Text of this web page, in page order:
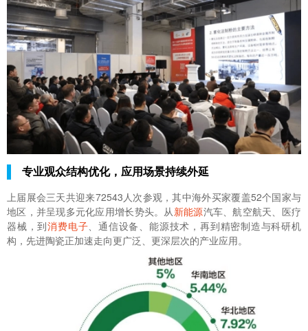
专业观众结构优化，应用场景持续外延
上届展会三天共迎来72543人次参观，其中海外买家覆盖52个国家与
地区，并呈现多元化应用增长势头。从 新能源汽车、航空航天、医疗
器械，到消费电子 、通信设备、能源技术，再到精密制造与科研机
构，先进陶瓷正加速走向更广泛、更深层次的产业应用。